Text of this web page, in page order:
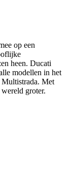
op een
heen. Ducati
modellen in het
Multistrada. Met
groter.